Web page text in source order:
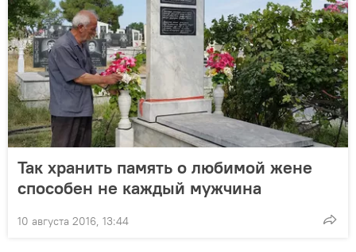
Так хранить память о любимой жене
способен не каждый мужчина
10 августа 2016, 13:44